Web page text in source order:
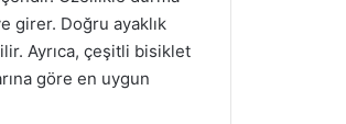
girer. Doğru ayaklık
Ayrıca, çeşitli bisiklet
göre en uygun